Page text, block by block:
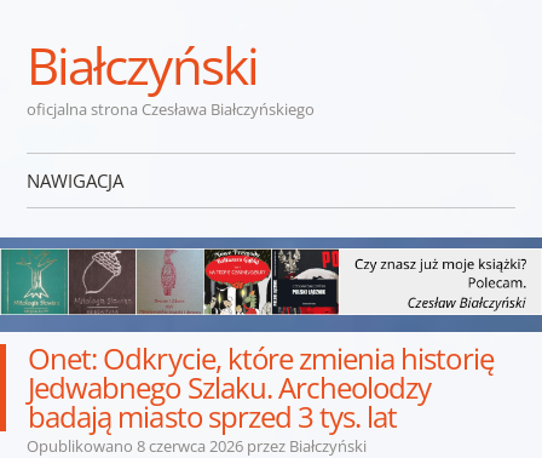
Białczyński
oficjalna strona Czesława Białczyńskiego
NAWIGACJA
Onet: Odkrycie, które zmienia historię
Jedwabnego Szlaku. Archeolodzy
badają miasto sprzed 3 tys. lat
Opublikowano 8 czerwca 2026przez Białczyński